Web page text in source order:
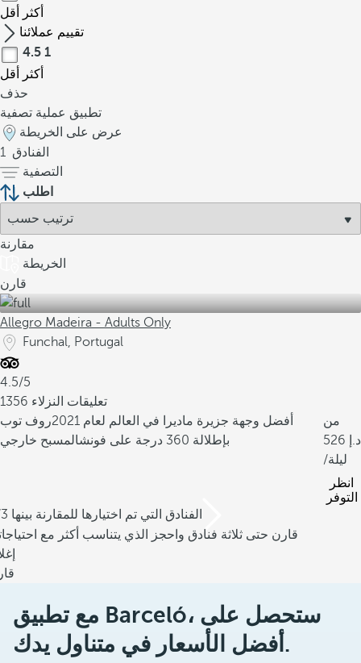
أكثر
أقل
تقييم عملائنا
4.5 1
أكثر
أقل
حذف
تطبيق عملية تصفية
عرض على الخريطة
1 الفنادق
التصفية
اطلب
مقارنة
الخريطة
قارن
Allegro Madeira - Adults Only
Funchal, Portugal
4.5/5
1356 تعليقات النزلاء
أفضل وجهة جزيرة ماديرا في العالم لعام 2021
روف توب
بإطلالة 360 درجة على فونشال
مسبح خارجي
من
526
/ليلة
انظر
التوفر
/3 الفنادق التي تم اختيارها للمقارنة بينها
قارن حتى ثلاثة فنادق واحجز الذي يتناسب أكثر مع
مع تطبيق Barceló، ستحصل على
أفضل الأسعار في متناول يدك.